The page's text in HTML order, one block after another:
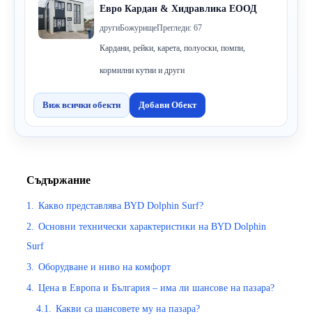
Евро Кардан & Хидравлика ЕООД
другиБожурищеПрегледи: 67
Кардани, рейки, карета, полуоски, помпи,
кормилни кутии и други
Виж всички обекти Добави Обект
Съдържание
1.
Какво представлява BYD Dolphin Surf?
2.
Основни технически характеристики на BYD Dolphin
Surf
3.
Оборудване и ниво на комфорт
4.
Цена в Европа и България – има ли шансове на пазара?
4.1.
Какви са шансовете му на пазара?